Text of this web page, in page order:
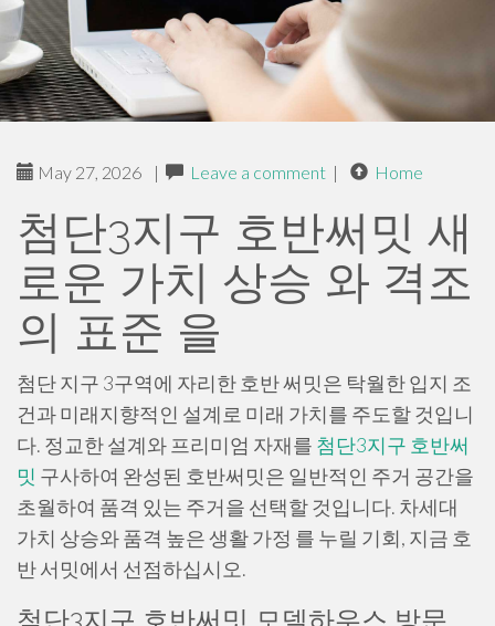
May 27, 2026 | Leave a comment | Home
첨단3지구 호반써밋 새
로운 가치 상승 와 격조
의 표준 을
첨단 지구 3구역에 자리한 호반 써밋은 탁월한 입지 조
건과 미래지향적인 설계로 미래 가치를 주도할 것입니
다. 정교한 설계와 프리미엄 자재를 첨단3지구 호반써
밋 구사하여 완성된 호반써밋은 일반적인 주거 공간을
초월하여 품격 있는 주거을 선택할 것입니다. 차세대
가치 상승와 품격 높은 생활 가정 를 누릴 기회, 지금 호
반 서밋에서 선점하십시오.